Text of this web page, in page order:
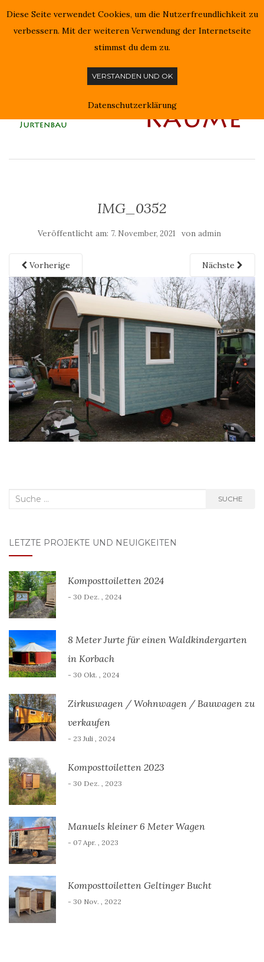
NAVIGATION EIN-/AUSSCHALTEN
IMG_0352
Veröffentlicht am: 7. November, 2021 von admin
Vorherige Nächste
Suche
SUCHE
LETZTE PROJEKTE UND NEUIGKEITEN
Komposttoiletten 2024
- 30 Dez. , 2024
8 Meter Jurte für einen Waldkindergarten
in Korbach
- 30 Okt. , 2024
Zirkuswagen / Wohnwagen / Bauwagen zu
verkaufen
- 23 Juli , 2024
Komposttoiletten 2023
- 30 Dez. , 2023
Manuels kleiner 6 Meter Wagen
- 07 Apr. , 2023
Komposttoiletten Geltinger Bucht
- 30 Nov. , 2022
Diese Seite verwendet Cookies, um die Nutzerfreundlichkeit zu
verbessern. Mit der weiteren Verwendung der Internetseite
stimmst du dem zu.
VERSTANDEN UND OK
Datenschutzerklärung